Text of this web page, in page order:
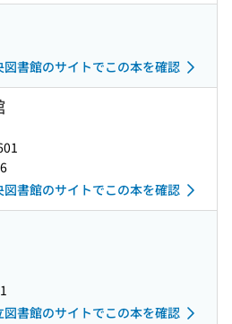
図書館のサイトでこの本を確認
書館のサイトでこの本を確認
図書館のサイトでこの本を確認